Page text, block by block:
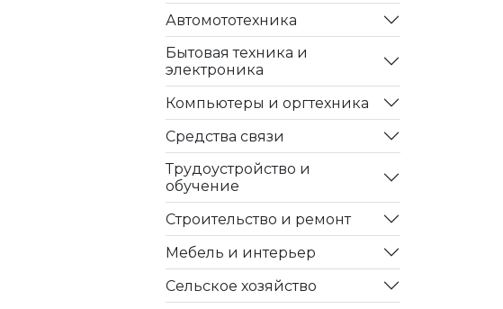
Автомототехника
Бытовая техника и
электроника
Компьютеры и оргтехника
Средства связи
Трудоустройство и
обучение
Строительство и ремонт
Мебель и интерьер
Сельское хозяйство